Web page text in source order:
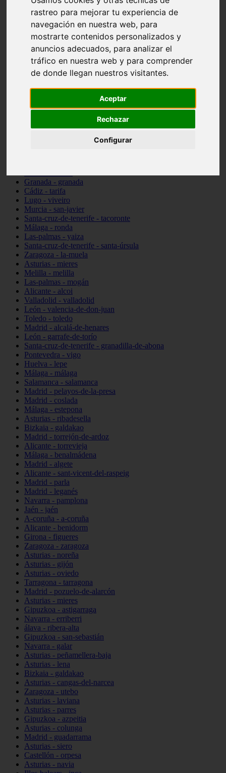
rastreo para mejorar tu experiencia de
navegación en nuestra web, para
mostrarte contenidos personalizados y
anuncios adecuados, para analizar el
tráfico en nuestra web y para comprender
de donde llegan nuestros visitantes.
Aceptar
Rechazar
Configurar
Madrid - pozuelo-de-alarcón
Teruel - sarrión
Cádiz - algodonales
Illes-balears - inca
Madrid - madrid
Málaga - torremolinos
Asturias - oviedo
Cádiz - el-puerto-de-santa-maría
Toledo - illescas
Málaga - marbella
Barcelona - barcelona
Granada - granada
Cádiz - tarifa
Lugo - viveiro
Murcia - san-javier
Santa-cruz-de-tenerife - tacoronte
Málaga - ronda
Las-palmas - yaiza
Santa-cruz-de-tenerife - santa-úrsula
Zaragoza - la-muela
Asturias - mieres
Melilla - melilla
Las-palmas - mogán
Alicante - alcoi
Valladolid - valladolid
León - valencia-de-don-juan
Toledo - toledo
Madrid - alcalá-de-henares
León - garrafe-de-torío
Santa-cruz-de-tenerife - granadilla-de-abona
Pontevedra - vigo
Huelva - lepe
Málaga - málaga
Salamanca - salamanca
Madrid - pelayos-de-la-presa
Madrid - coslada
Málaga - estepona
Asturias - ribadesella
Bizkaia - galdakao
Madrid - torrejón-de-ardoz
Alicante - torrevieja
Málaga - benalmádena
Madrid - algete
Alicante - sant-vicent-del-raspeig
Madrid - parla
Madrid - leganés
Navarra - pamplona
Jaén - jaén
A-coruña - a-coruña
Alicante - benidorm
Girona - figueres
Zaragoza - zaragoza
Asturias - noreña
Asturias - gijón
Asturias - oviedo
Tarragona - tarragona
Madrid - pozuelo-de-alarcón
Asturias - mieres
Gipuzkoa - astigarraga
Navarra - erriberri
álava - ribera-alta
Gipuzkoa - san-sebastián
Navarra - galar
Asturias - peñamellera-baja
Asturias - lena
Bizkaia - galdakao
Asturias - cangas-del-narcea
Zaragoza - utebo
Asturias - laviana
Asturias - parres
Gipuzkoa - azpeitia
Asturias - colunga
Madrid - guadarrama
Asturias - siero
Castellón - orpesa
Asturias - navia